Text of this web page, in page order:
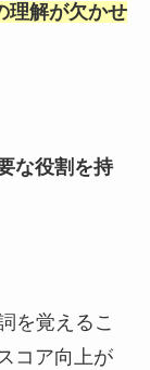
理解が欠かせ
な役割を持
を覚えるこ
コア向上が